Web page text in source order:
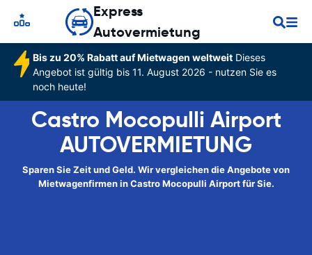
Express
Autovermietung
Bis zu 20% Rabatt auf Mietwagen weltweitDieses
Angebot ist gültig bis 11. August 2026 - nutzen Sie es
noch heute!
Castro Mocopulli Airport
AUTOVERMIETUNG
Sparen Sie Zeit und Geld. Wir vergleichen die Angebote von
Mietwagenfirmen in Castro Mocopulli Airport für Sie.